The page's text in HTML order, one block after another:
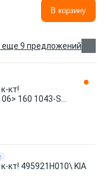
В корзину
еще 9 предложений
кт!
160 1043-SX
кт! 495921H010\ KIA